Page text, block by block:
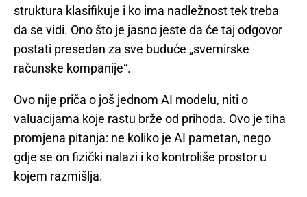
struktura klasifikuje i ko ima nadležnost tek treba
da se vidi. Ono što je jasno jeste da će taj odgovor
postati presedan za sve buduće „svemirske
računske kompanije“.
Ovo nije priča o još jednom AI modelu, niti o
valuacijama koje rastu brže od prihoda. Ovo je tiha
promjena pitanja: ne koliko je AI pametan, nego
gdje se on fizički nalazi i ko kontroliše prostor u
kojem razmišlja.